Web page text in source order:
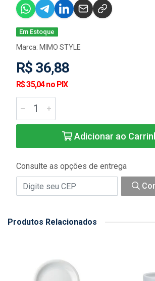
Em Estoque
Marca: MIMO STYLE
R$ 36,88
R$ 35,04 no PIX
Adicionar ao
Consulte as opções de entrega
Produtos Relacionados